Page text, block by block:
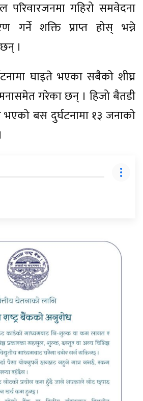
परिवारजनमा गहिरो समवेदना
गर्ने शक्ति प्राप्त होस् भन्ने
।
घाइते भएका सबैको शीघ्र
गरेका छन् । हिजो बैतडी
भएको बस दुर्घटनामा १३ जनाको